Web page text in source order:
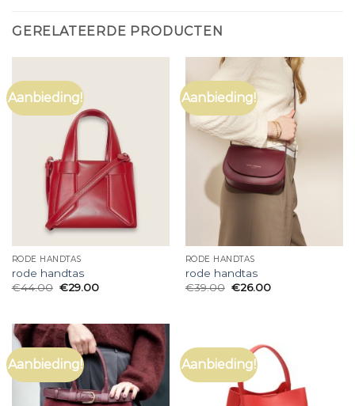
GERELATEERDE PRODUCTEN
Aanbieding!
RODE HANDTAS
rode handtas
€44.00 €29.00
Aanbieding!
RODE HANDTAS
rode handtas
€39.00 €26.00
Aanbieding! Aanbieding!